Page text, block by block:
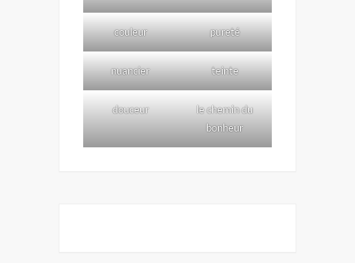
couleur pureté
nuancier teinte
douceur
le chemin du
bonheur